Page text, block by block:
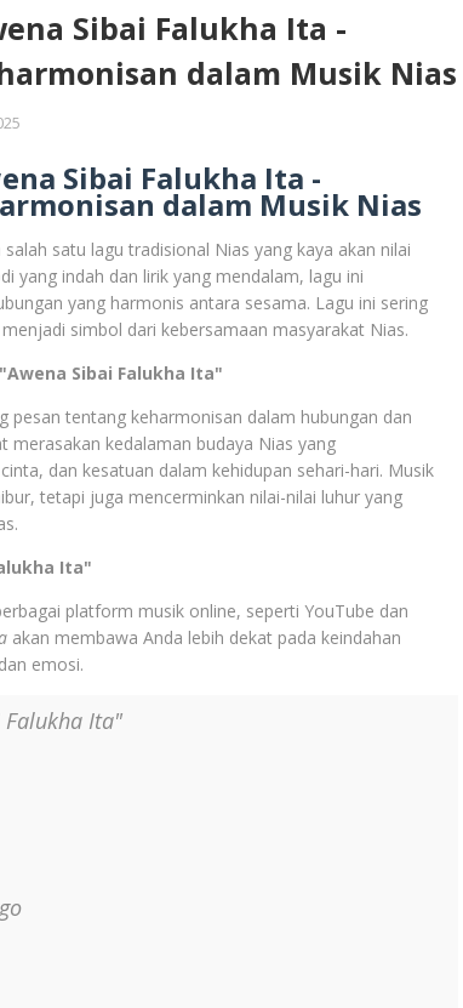
Sibai Falukha Ita -
dalam Musik Nias
Sibai Falukha Ita -
dalam Musik Nias
salah satu lagu tradisional Nias yang kaya akan nilai
yang indah dan lirik yang mendalam, lagu ini
yang harmonis antara sesama. Lagu ini sering
simbol dari kebersamaan masyarakat Nias.
Sibai Falukha Ita"
pesan tentang keharmonisan dalam hubungan dan
merasakan kedalaman budaya Nias yang
dan kesatuan dalam kehidupan sehari-hari. Musik
tetapi juga mencerminkan nilai-nilai luhur yang
Ita"
platform musik online, seperti YouTube dan
akan membawa Anda lebih dekat pada keindahan
emosi.
Falukha Ita"